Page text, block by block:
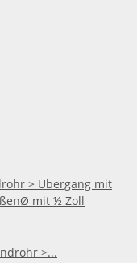
> Übergang mit
mit ½ Zoll